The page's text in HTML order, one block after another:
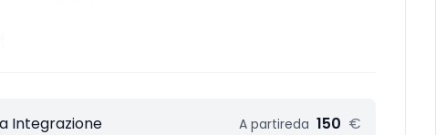
Integrazione A partireda 150 €